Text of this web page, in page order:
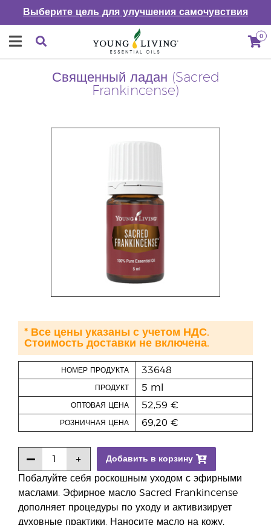
Выберите цель для улучшения самочувствия
0
Священный ладан (Sacred
Frankincense)
Побалуйте себя роскошным уходом с эфирными
маслами. Эфирное масло Sacred Frankincense
дополняет процедуры по уходу и активизирует
духовные практики. Наносите масло на кожу,
НОМЕР ПРОДУКТА 33648
ПРОДУКТ 5 ml
ОПТОВАЯ ЦЕНА 52,59 €
РОЗНИЧНАЯ ЦЕНА 69,20 €
Добавить в корзину
* Все цены указаны с учетом НДС.
Стоимость доставки не включена.